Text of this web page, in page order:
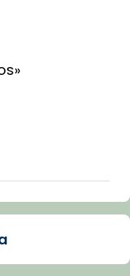
Fa gairebé
la